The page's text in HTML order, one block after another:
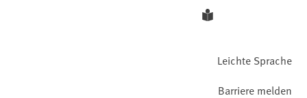
Leichte Sprache
Barriere melden